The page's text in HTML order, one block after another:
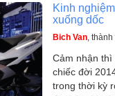
Kinh
xuống dốc
Bich Van,
Cảm nhận thì
chiếc đời
trong thời kỳ